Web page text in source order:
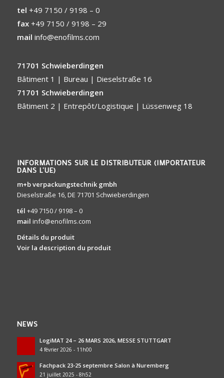
tel +49 7150 / 9198 – 0
fax +49 7150 / 9198 – 29
mail info@enofilms.com
71701 Schwieberdingen
Bâtiment 1 | Bureau | Dieselstraße 16
71701 Schwieberdingen
Bâtiment 2 | Entrepôt/Logistique | Lüssenweg 18
INFORMATIONS SUR LE DISTRIBUTEUR (IMPORTATEUR
DANS L’UE)
m+b verpackungstechnik gmbh
Dieselstraße 16, DE 71701 Schwieberdingen
tél +49 7150 / 9198 – 0
mail info@enofilms.com
Détails du produit
Voir la description du produit
NEWS
LogiMAT 24 – 26 MARS 2026, MESSE STUTTGART
4 février 2026 - 11h00
Fachpack 23-25 septembre Salon à Nuremberg
21 juillet 2025 - 8h52